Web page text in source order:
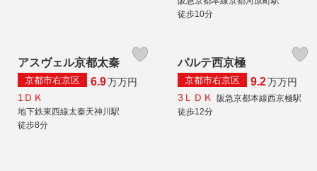
徒歩10分
アスヴェル京都太秦
京都市右京区 6.9万万円
1ＤＫ
地下鉄東西線太秦天神川駅
徒歩8分
パルテ西京極
京都市右京区 9.2万万円
3ＬＤＫ
阪急京都本線西京極駅
徒歩12分